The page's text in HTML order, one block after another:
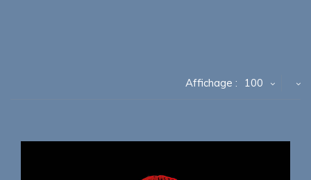
Affichage : 100